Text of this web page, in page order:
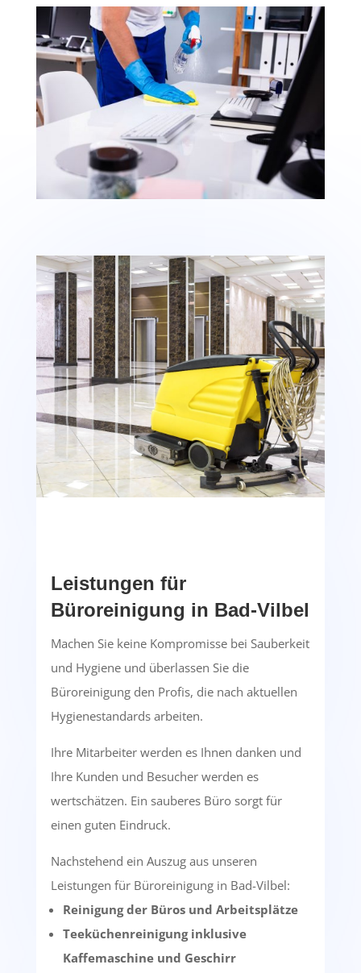
Leistungen für
Büroreinigung in Bad-Vilbel
Machen Sie keine Kompromisse bei Sauberkeit
und Hygiene und überlassen Sie die
Büroreinigung den Profis, die nach aktuellen
Hygienestandards arbeiten.
Ihre Mitarbeiter werden es Ihnen danken und
Ihre Kunden und Besucher werden es
wertschätzen. Ein sauberes Büro sorgt für
einen guten Eindruck.
Nachstehend ein Auszug aus unseren
Leistungen für Büroreinigung in Bad-Vilbel:
Reinigung der Büros und Arbeitsplätze
Teeküchenreinigung inklusive
Kaffemaschine und Geschirr